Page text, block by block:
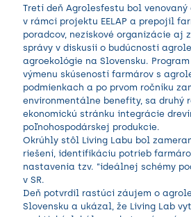
Tretí deň Agrolesfestu bol
v rámci projektu EELAP a prepojil
poradcov, neziskové organizácie aj
správy v diskusii o budúcnosti
agroekológie na Slovensku.
výmenu skúseností farmárov s
podmienkach a po prvom ročníku
environmentálne benefity, sa druhý
ekonomickú stránku integrácie
poľnohospodárskej produkcie.
Okrúhly stôl Living Labu bol
riešení, identifikáciu potrieb
nastavenia tzv. “ideálnej schémy
v SR.
Deň potvrdil rastúci záujem o
Slovensku a ukázal, že Living Lab